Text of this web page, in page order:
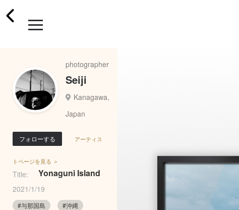
photographer
Seiji
Kanagawa,
Japan
フォローする アーティス
トページを見る ＞
Title: Yonaguni Island
2021/1/19
#与那国島
#沖縄